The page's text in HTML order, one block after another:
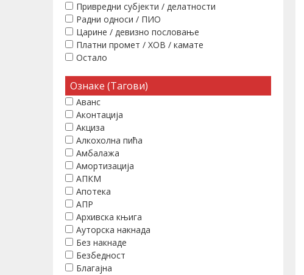
Привредни субјекти / делатности
Радни односи / ПИО
Царине / девизно пословање
Платни промет / ХОВ / камате
Остало
Ознаке (Тагови)
Аванс
Аконтација
Акциза
Алкохолна пића
Амбалажа
Амортизација
АПКМ
Апотека
АПР
Архивска књига
Ауторска накнада
Без накнаде
Безбедност
Благајна